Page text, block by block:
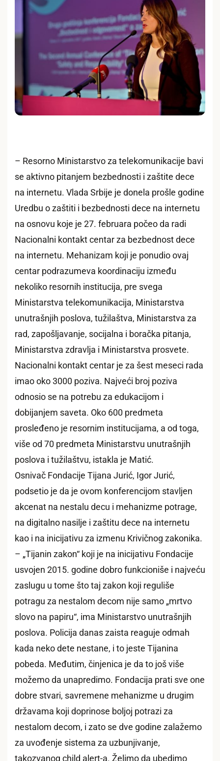
– Resorno Ministarstvo za telekomunikacije bavi
se aktivno pitanjem bezbednosti i zaštite dece
na internetu. Vlada Srbije je donela prošle godine
Uredbu o zaštiti i bezbednosti dece na internetu
na osnovu koje je 27. februara počeo da radi
Nacionalni kontakt centar za bezbednost dece
na internetu. Mehanizam koji je ponudio ovaj
centar podrazumeva koordinaciju između
nekoliko resornih institucija, pre svega
Ministarstva telekomunikacija, Ministarstva
unutrašnjih poslova, tužilaštva, Ministarstva za
rad, zapošljavanje, socijalna i boračka pitanja,
Ministarstva zdravlja i Ministarstva prosvete.
Nacionalni kontakt centar je za šest meseci rada
imao oko 3000 poziva. Najveći broj poziva
odnosio se na potrebu za edukacijom i
dobijanjem saveta. Oko 600 predmeta
prosleđeno je resornim institucijama, a od toga,
više od 70 predmeta Ministarstvu unutrašnjih
poslova i tužilaštvu, istakla je Matić.
Osnivač Fondacije Tijana Jurić, Igor Jurić,
podsetio je da je ovom konferencijom stavljen
akcenat na nestalu decu i mehanizme potrage,
na digitalno nasilje i zaštitu dece na internetu
kao i na inicijativu za izmenu Krivičnog zakonika.
– „Tijanin zakon“ koji je na inicijativu Fondacije
usvojen 2015. godine dobro funkcioniše i najveću
zaslugu u tome što taj zakon koji reguliše
potragu za nestalom decom nije samo „mrtvo
slovo na papiru“, ima Ministarstvo unutrašnjih
poslova. Policija danas zaista reaguje odmah
kada neko dete nestane, i to jeste Tijanina
pobeda. Međutim, činjenica je da to još više
možemo da unapredimo. Fondacija prati sve one
dobre stvari, savremene mehanizme u drugim
državama koji doprinose boljoj potrazi za
nestalom decom, i zato se dve godine zalažemo
za uvođenje sistema za uzbunjivanje,
takozvanog child alert-a. Želimo da ubedimo